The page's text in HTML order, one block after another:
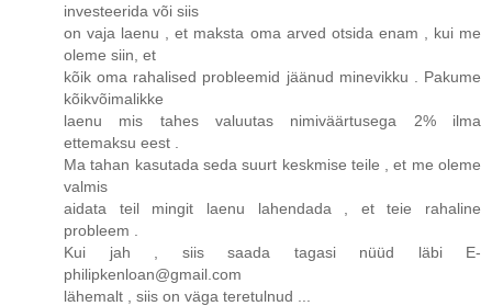
investeerida või siis
on vaja laenu , et maksta oma arved otsida enam , kui me
oleme siin, et
kõik oma rahalised probleemid jäänud minevikku . Pakume
kõikvõimalikke
laenu mis tahes valuutas nimiväärtusega 2% ilma
ettemaksu eest .
Ma tahan kasutada seda suurt keskmise teile , et me oleme
valmis
aidata teil mingit laenu lahendada , et teie rahaline
probleem .
Kui jah , siis saada tagasi nüüd läbi E-
philipkenloan@gmail.com
lähemalt , siis on väga teretulnud ...